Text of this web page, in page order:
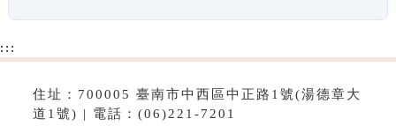
:::
住址：700005 臺南市中西區中正路1號(湯德章大
道1號) | 電話：(06)221-7201